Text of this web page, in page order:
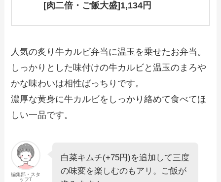
[肉二倍・ご飯大盛]1,134円
人気の炙り牛カルビ弁当に温玉を乗せたお弁当。
しっかりとした味付けの牛カルビと温玉のまろや
かな味わいは相性ばっちりです。
濃厚な黄身に牛カルビをしっかり絡めて食べてほ
しい一品です。
編集部・スタ
ッフT
白菜キムチ(+75円)を追加して三度
の味変を楽しむのもアリ。ご飯が